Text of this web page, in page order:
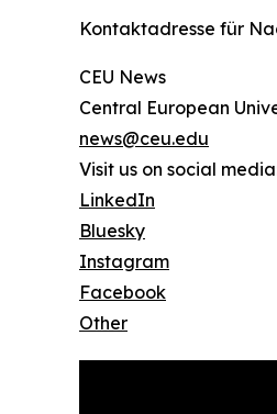
Kontaktadresse für
CEU News
Central European
news@ceu.edu
Visit us on social
LinkedIn
Bluesky
Instagram
Facebook
Other